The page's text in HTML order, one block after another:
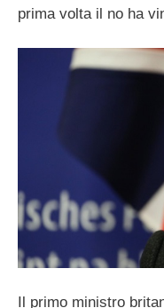
prima volta il no ha
Il primo ministro